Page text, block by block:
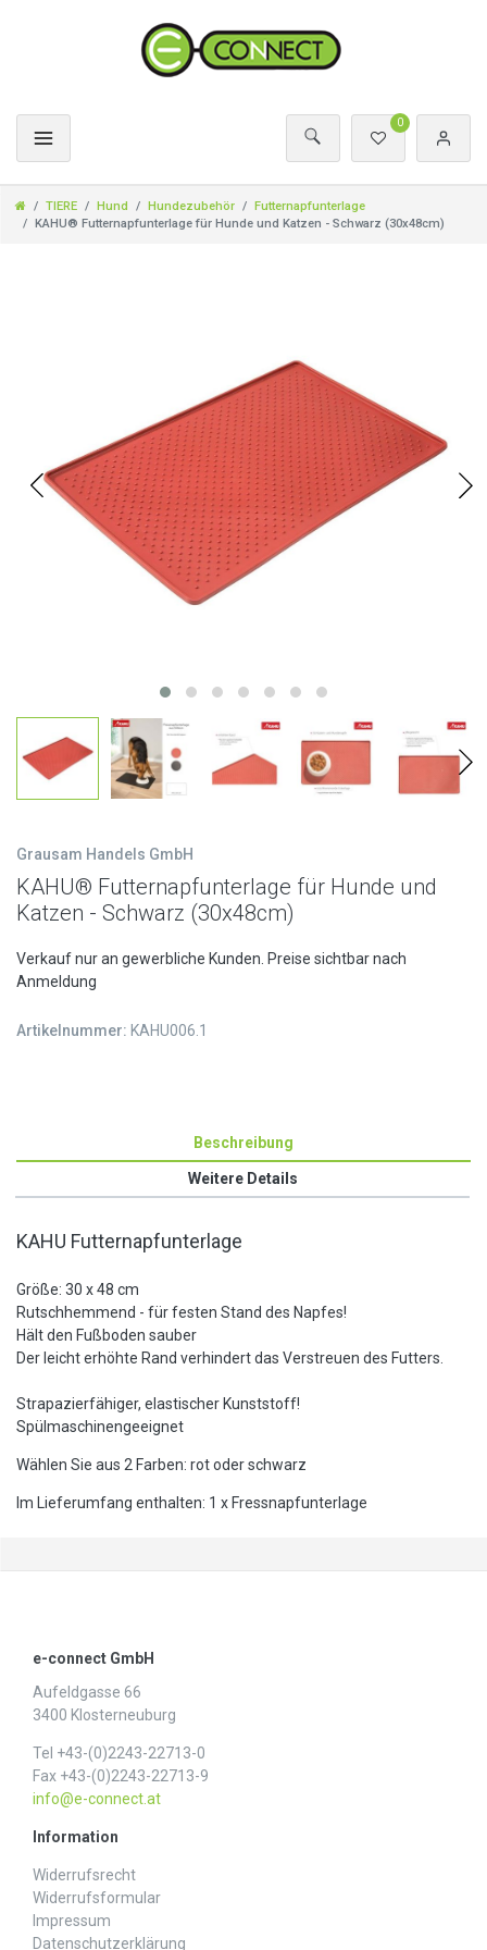
0
TIERE Hund Hundezubehör
Futternapfunterlage
KAHU® Futternapfunterlage für Hunde und Katzen - Schwarz (30x48cm)
Grausam Handels GmbH
KAHU® Futternapfunterlage für Hunde und
Katzen - Schwarz (30x48cm)
Verkauf nur an gewerbliche Kunden. Preise sichtbar nach
Anmeldung
Artikelnummer: KAHU006.1
Beschreibung
Weitere Details
KAHU Futternapfunterlage
Größe: 30 x 48 cm
Rutschhemmend - für festen Stand des Napfes!
Hält den Fußboden sauber
Der leicht erhöhte Rand verhindert das Verstreuen des Futters.
Strapazierfähiger, elastischer Kunststoff!
Spülmaschinengeeignet
Wählen Sie aus 2 Farben: rot oder schwarz
Im Lieferumfang enthalten: 1 x Fressnapfunterlage
e-connect GmbH
Aufeldgasse 66
3400 Klosterneuburg
Tel +43-(0)2243-22713-0
Fax +43-(0)2243-22713-9
info@e-connect.at
Information
Widerrufs­recht
Widerrufs­formular
Impressum
Daten­schutz­erklärung